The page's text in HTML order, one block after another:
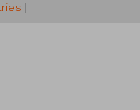
|